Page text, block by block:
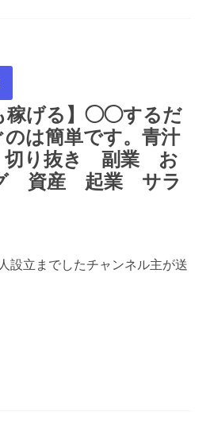
稼げる】◯◯するだ
は簡単です。青汁
切り抜き 副業 お
資産 起業 サラ
設立までしたチャンネル主が送